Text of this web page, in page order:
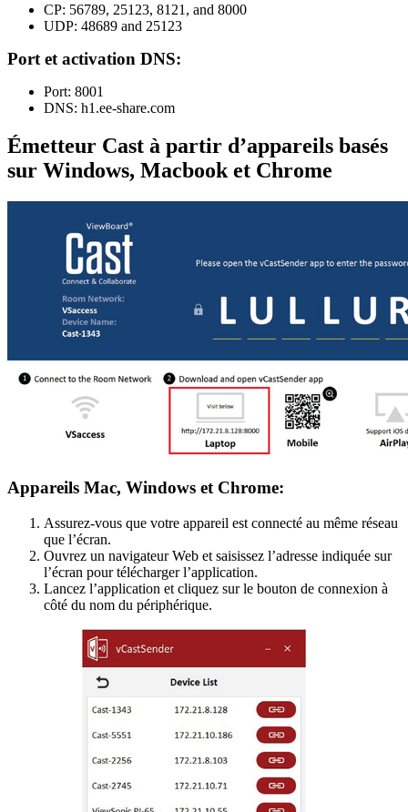
CP: 56789, 25123, 8121, and 8000
UDP: 48689 and 25123
Port et activation DNS:
Port: 8001
DNS: h1.ee-share.com
Émetteur Cast à partir d’appareils basés
sur Windows, Macbook et Chrome
Appareils Mac, Windows et Chrome:
Assurez-vous que votre appareil est connecté au même réseau
que l’écran.
Ouvrez un navigateur Web et saisissez l’adresse indiquée sur
l’écran pour télécharger l’application.
Lancez l’application et cliquez sur le bouton de connexion à
côté du nom du périphérique.